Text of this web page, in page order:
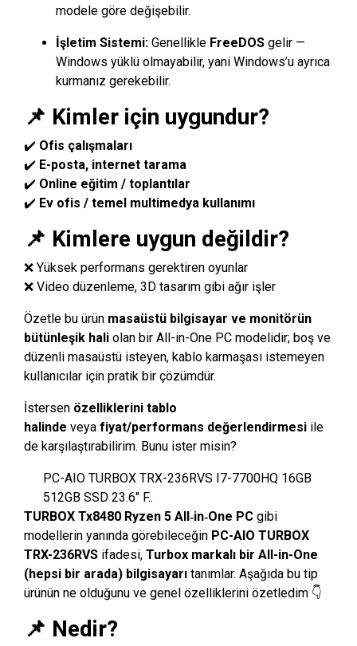
modele göre değişebilir.
İşletim Sistemi: Genellikle FreeDOS gelir —
Windows yüklü olmayabilir, yani Windows’u ayrıca
kurmanız gerekebilir.
📌 Kimler için uygundur?
✔️ Ofis çalışmaları
✔️ E-posta, internet tarama
✔️ Online eğitim / toplantılar
✔️ Ev ofis / temel multimedya kullanımı
📌 Kimlere uygun değildir?
❌ Yüksek performans gerektiren oyunlar
❌ Video düzenleme, 3D tasarım gibi ağır işler
Özetle bu ürün masaüstü bilgisayar ve monitörün
bütünleşik hali olan bir All-in-One PC modelidir; boş ve
düzenli masaüstü isteyen, kablo karmaşası istemeyen
kullanıcılar için pratik bir çözümdür.
İstersen özelliklerini tablo
halinde veya fiyat/performans değerlendirmesi ile
de karşılaştırabilirim. Bunu ister misin?
PC-AIO TURBOX TRX-236RVS I7-7700HQ 16GB
512GB SSD 23.6″ F..
TURBOX Tx8480 Ryzen 5 All‑in‑One PC gibi
modellerin yanında görebileceğin PC-AIO TURBOX
TRX-236RVS ifadesi, Turbox markalı bir All-in-One
(hepsi bir arada) bilgisayarı tanımlar. Aşağıda bu tip
ürünün ne olduğunu ve genel özelliklerini özetledim 👇
📌 Nedir?